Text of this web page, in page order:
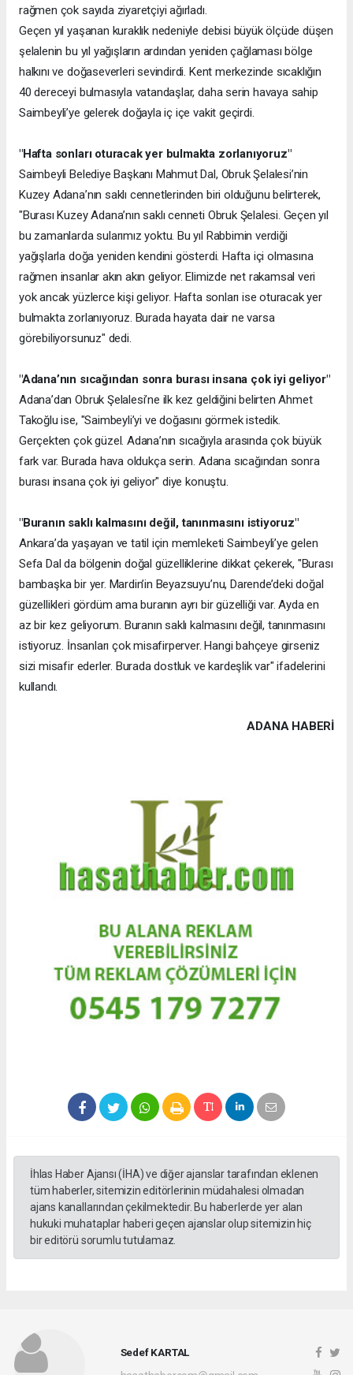
rağmen çok sayıda ziyaretçiyi ağırladı.
Geçen yıl yaşanan kuraklık nedeniyle debisi büyük ölçüde düşen
şelalenin bu yıl yağışların ardından yeniden çağlaması bölge
halkını ve doğaseverleri sevindirdi. Kent merkezinde sıcaklığın
40 dereceyi bulmasıyla vatandaşlar, daha serin havaya sahip
Saimbeyli’ye gelerek doğayla iç içe vakit geçirdi.
"Hafta sonları oturacak yer bulmakta zorlanıyoruz"
Saimbeyli Belediye Başkanı Mahmut Dal, Obruk Şelalesi’nin
Kuzey Adana’nın saklı cennetlerinden biri olduğunu belirterek,
"Burası Kuzey Adana’nın saklı cenneti Obruk Şelalesi. Geçen yıl
bu zamanlarda sularımız yoktu. Bu yıl Rabbimin verdiği
yağışlarla doğa yeniden kendini gösterdi. Hafta içi olmasına
rağmen insanlar akın akın geliyor. Elimizde net rakamsal veri
yok ancak yüzlerce kişi geliyor. Hafta sonları ise oturacak yer
bulmakta zorlanıyoruz. Burada hayata dair ne varsa
görebiliyorsunuz" dedi.
"Adana’nın sıcağından sonra burası insana çok iyi geliyor"
Adana’dan Obruk Şelalesi’ne ilk kez geldiğini belirten Ahmet
Takoğlu ise, "Saimbeyli’yi ve doğasını görmek istedik.
Gerçekten çok güzel. Adana’nın sıcağıyla arasında çok büyük
fark var. Burada hava oldukça serin. Adana sıcağından sonra
burası insana çok iyi geliyor" diye konuştu.
"Buranın saklı kalmasını değil, tanınmasını istiyoruz"
Ankara’da yaşayan ve tatil için memleketi Saimbeyli’ye gelen
Sefa Dal da bölgenin doğal güzelliklerine dikkat çekerek, "Burası
bambaşka bir yer. Mardin’in Beyazsuyu’nu, Darende’deki doğal
güzellikleri gördüm ama buranın ayrı bir güzelliği var. Ayda en
az bir kez geliyorum. Buranın saklı kalmasını değil, tanınmasını
istiyoruz. İnsanları çok misafirperver. Hangi bahçeye girseniz
sizi misafir ederler. Burada dostluk ve kardeşlik var" ifadelerini
kullandı.
ADANA HABERİ
İhlas Haber Ajansı (İHA) ve diğer ajanslar tarafından eklenen
tüm haberler, sitemizin editörlerinin müdahalesi olmadan
ajans kanallarından çekilmektedir. Bu haberlerde yer alan
hukuki muhataplar haberi geçen ajanslar olup sitemizin hiç
bir editörü sorumlu tutulamaz.
Sedef KARTAL